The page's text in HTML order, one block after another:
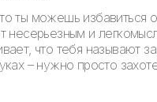
ты можешь избавиться
несерьезным и
что тебя называют
– нужно просто